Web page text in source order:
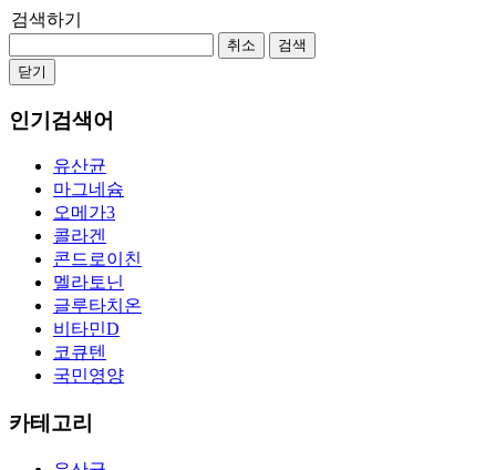
검색하기
취소
검색
닫기
인기검색어
유산균
마그네슘
오메가3
콜라겐
콘드로이친
멜라토닌
글루타치온
비타민D
코큐텐
국민영양
카테고리